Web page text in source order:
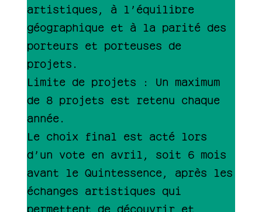
artistiques, à l’équilibre
géographique et à la parité des
porteurs et porteuses de
projets.
Limite de projets : Un maximum
de 8 projets est retenu chaque
année.
Le choix final est acté lors
d’un vote en avril, soit 6 mois
avant le Quintessence, après les
échanges artistiques qui
permettent de découvrir et